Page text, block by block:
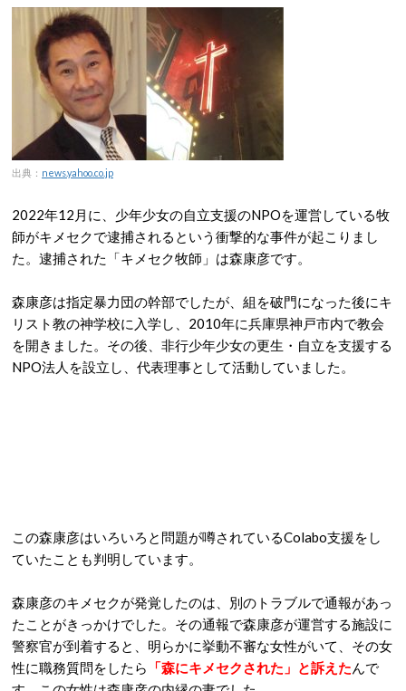
出典： news.yahoo.co.jp
2022年12月に、少年少女の自立支援のNPOを運営している牧
師がキメセクで逮捕されるという衝撃的な事件が起こりまし
た。逮捕された「キメセク牧師」は森康彦です。
森康彦は指定暴力団の幹部でしたが、組を破門になった後にキ
リスト教の神学校に入学し、2010年に兵庫県神戸市内で教会
を開きました。その後、非行少年少女の更生・自立を支援する
NPO法人を設立し、代表理事として活動していました。
この森康彦はいろいろと問題が噂されているColabo支援をし
ていたことも判明しています。
森康彦のキメセクが発覚したのは、別のトラブルで通報があっ
たことがきっかけでした。その通報で森康彦が運営する施設に
警察官が到着すると、明らかに挙動不審な女性がいて、その女
性に職務質問をしたら
「森にキメセクされた」と訴えたんで